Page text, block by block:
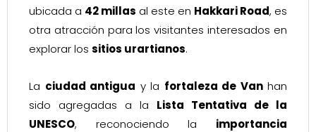
ubicada a 42 millas al este en Hakkari Road, es
otra atracción para los visitantes interesados en
explorar los sitios urartianos.
La ciudad antigua y la fortaleza de Vanhan
sido agregadas a la Lista Tentativa de la
UNESCO, reconociendo la importancia